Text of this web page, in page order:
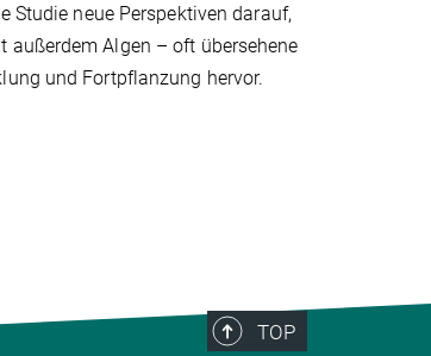
Studie neue Perspektiven darauf,
außerdem Algen – oft übersehene
und Fortpflanzung hervor.
TOP